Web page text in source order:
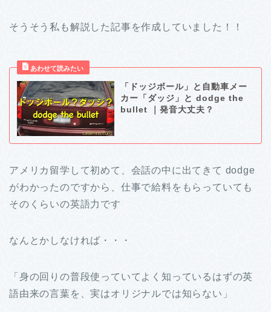
そうそう私も解説した記事を作成していました！！
「ドッジボール」と自動車メー
カー「ダッジ」と dodge the
bullet ｜発音大丈夫？
アメリカ留学して初めて、会話の中に出てきて dodge
がわかったのですから、仕事で給料をもらっていても
そのくらいの英語力です
なんとかしなければ・・・
「身の回りの普段使っていてよく知っているはずの英
語由来の言葉を、実はオリジナルでは知らない」